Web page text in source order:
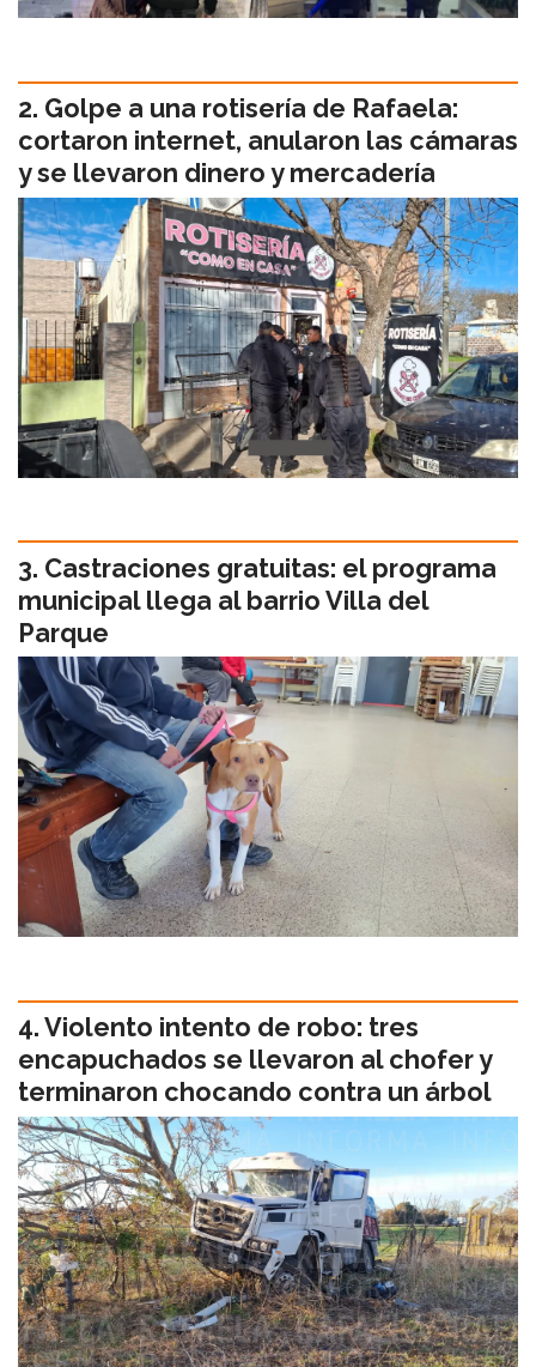
Golpe a una rotisería de Rafaela:
cortaron internet, anularon las cámaras
y se llevaron dinero y mercadería
Castraciones gratuitas: el programa
municipal llega al barrio Villa del
Parque
Violento intento de robo: tres
encapuchados se llevaron al chofer y
terminaron chocando contra un árbol